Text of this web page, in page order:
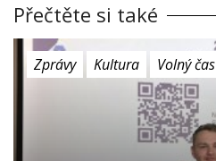
Přečtěte si také
Zprávy Kultura Volný čas